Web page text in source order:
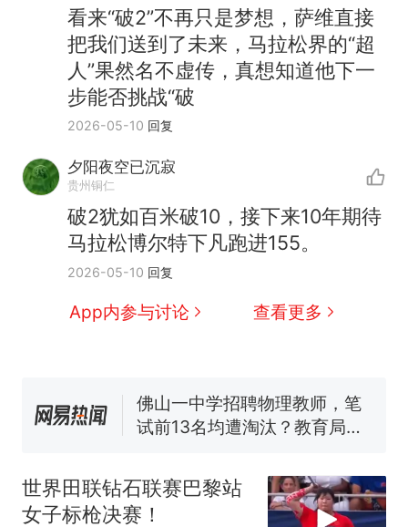
看来“破2”不再只是梦想，萨维直接
把我们送到了未来，马拉松界的“超
人”果然名不虚传，真想知道他下一
步能否挑战“破
2026-05-10 回复
夕阳夜空已沉寂
贵州铜仁
破2犹如百米破10，接下来10年期待
马拉松博尔特下凡跑进155。
2026-05-10 回复
App内参与讨论 查看更多
热 那个在床头放菜刀的女孩，
人生
新 费大厨“全国小炒肉大王”称
号，仅凭视频评出？中国烹饪
协会回应
美国渔民钓获鲨鱼徒手将其拽
回大海 目击者直呼震惊 （视频
来源：参考消息）
笔试第一被第二名传话劝弃考
已叫停招聘，成立调查组全面
核查
台风"白海豚"中心附近最大风
力已达15级 最新研判
因老师一句“跟我回家”改写了
人生
世界田联钻石联赛巴黎站
女子标枪决赛！